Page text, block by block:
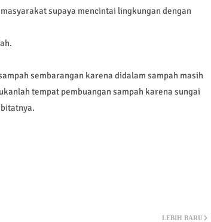
supaya mencintai lingkungan dengan
sembarangan karena didalam sampah masih
tempat pembuangan sampah karena sungai
LEBIH BARU